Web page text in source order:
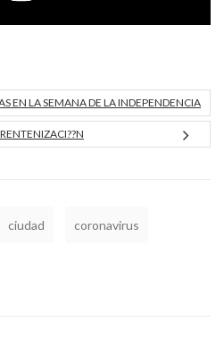
EN LA SEMANA DE LA INDEPENDENCIA
ciudad coronavirus